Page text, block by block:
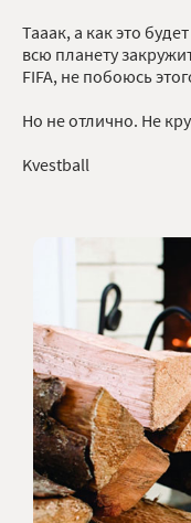
Тааак, а как это
всю планету
FIFA, не побоюсь
Но не отлично. Не
Kvestball